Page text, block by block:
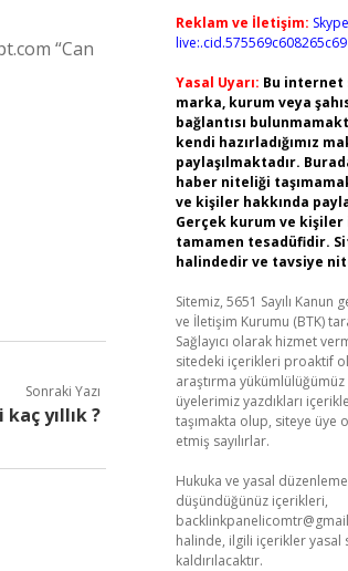
“Can
Sonraki Yazı
yıllık ?
Reklam ve İletişim:
live:.cid.575569c608265c69
Yasal Uyarı: Bu internet
marka, kurum veya
bağlantısı
kendi hazırladığımız
paylaşılmaktadır.
haber niteliği
ve kişiler hakkında
Gerçek kurum ve
tamamen tesadüfidir.
halindedir ve tavsiye
Sitemiz, 5651 Sayılı
ve İletişim Kurumu (BTK)
Sağlayıcı olarak hizmet
sitedeki içerikleri proaktif
araştırma
üyelerimiz yazdıkları
taşımakta olup, siteye üye
etmiş sayılırlar.
Hukuka ve yasal
düşündüğünüz içerikleri,
halinde, ilgili içerikler
kaldırılacaktır.